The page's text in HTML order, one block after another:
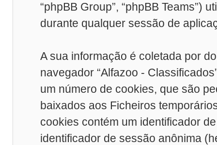
“phpBB Group”, “phpBB Teams”)
durante qualquer sessão de
A sua informação é coletada por
navegador “Alfazoo -
um número de cookies, que são
baixados aos Ficheiros
cookies contém um identificador
identificador de sessão anônima